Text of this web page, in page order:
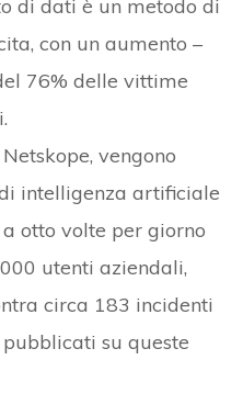
di dati è un metodo di
con un aumento –
76% delle vittime
vengono
intelligenza artificiale
otto volte per giorno
utenti aziendali,
circa 183 incidenti
su queste